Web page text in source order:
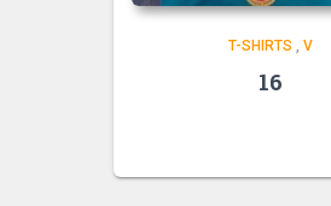
T-SHIRTS , V
16